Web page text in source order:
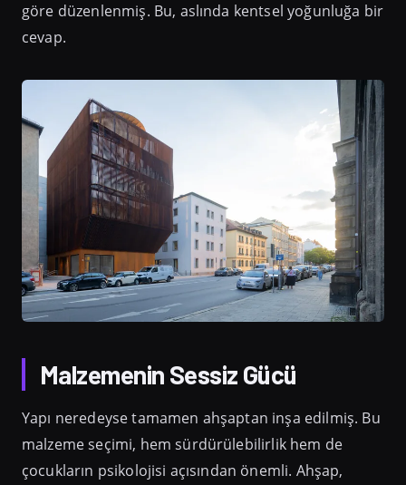
göre düzenlenmiş. Bu, aslında kentsel yoğunluğa bir
cevap.
Malzemenin Sessiz Gücü
Yapı neredeyse tamamen ahşaptan inşa edilmiş. Bu
malzeme seçimi, hem sürdürülebilirlik hem de
çocukların psikolojisi açısından önemli. Ahşap,